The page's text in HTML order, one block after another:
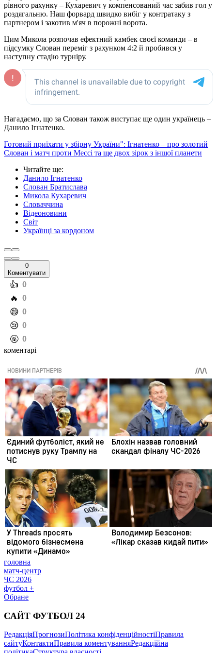
рівного рахунку – Кухаревич у компенсований час забив гол у
роздягальню. Наш форвард швидко вибіг у контратаку з
партнером і закотив м'яч в порожні ворота.
Цим Микола розпочав ефектний камбек своєї команди – в
підсумку Слован переміг з рахунком 4:2 й пробився у
наступну стадію турніру.
Нагадаємо, що за Слован також виступає ще один українець –
Данило Ігнатенко.
Готовий приїхати у збірну України": Ігнатенко – про золотий
Слован і матч проти Мессі та ще двох зірок з іншої планети
Читайте ще:
Данило Ігнатенко
Слован Братислава
Микола Кухаревич
Словаччина
Відеоновини
Світ
Українці за кордоном
0
Коментувати
️👍 0
️🔥 0
️😄 0
️😢 0
️🤬 0
коментарі
головна
матч-центр
ЧС 2026
футбол +
Обране
САЙТ ФУТБОЛ 24
РедакціяПрогнозиПолітика конфіденційностіПравила
сайтуКонтактиПравила коментуванняРедакційна